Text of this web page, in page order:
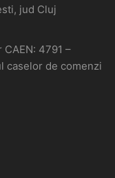
jud Cluj
4791 –
caselor de comenzi